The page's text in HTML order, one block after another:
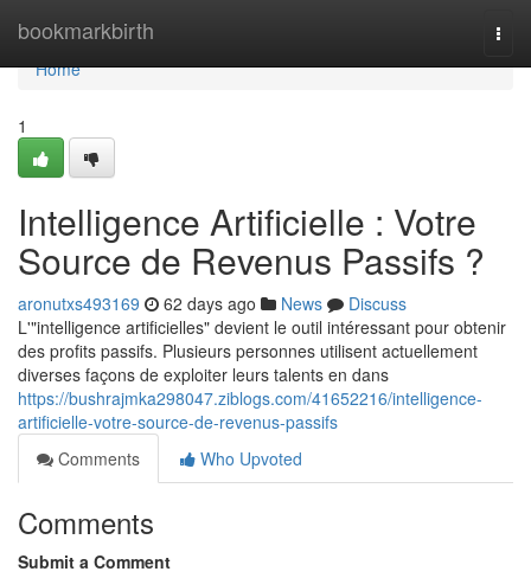
bookmarkbirth
Home
Home
1
Intelligence Artificielle : Votre
Source de Revenus Passifs ?
aronutxs493169 62 days ago News
Discuss
L'"intelligence artificielles" devient le outil intéressant pour obtenir
des profits passifs. Plusieurs personnes utilisent actuellement
diverses façons de exploiter leurs talents en dans
https://bushrajmka298047.ziblogs.com/41652216/intelligence-
artificielle-votre-source-de-revenus-passifs
Comments
Who Upvoted
Comments
Submit a Comment